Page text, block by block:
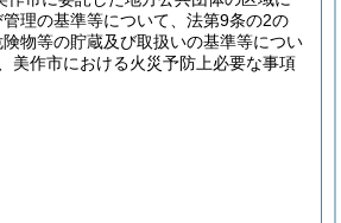
理の基準等について、法第9条の2の
物等の貯蔵及び取扱いの基準等につい
美作市における火災予防上必要な事項